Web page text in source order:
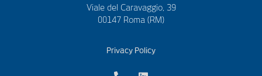
Viale del Caravaggio, 39
00147 Roma (RM)
Privacy Policy